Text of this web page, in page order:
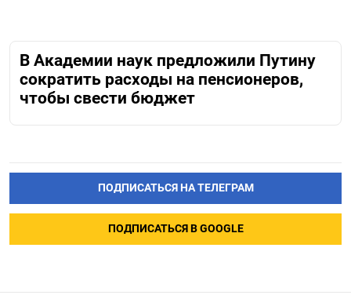
В Академии наук предложили Путину
сократить расходы на пенсионеров,
чтобы свести бюджет
ПОДПИСАТЬСЯ НА ТЕЛЕГРАМ
ПОДПИСАТЬСЯ В GOOGLE